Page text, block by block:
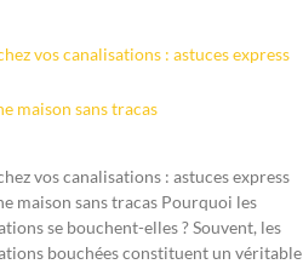
vos canalisations : astuces express
maison sans tracas
vos canalisations : astuces express
maison sans tracas Pourquoi les
se bouchent-elles ? Souvent, les
bouchées constituent un véritable